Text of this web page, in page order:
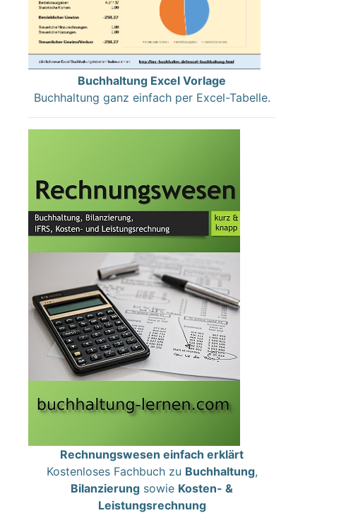
Buchhaltung Excel Vorlage
Buchhaltung ganz einfach per Excel-Tabelle.
Rechnungswesen einfach erklärt
Kostenloses Fachbuch zu Buchhaltung,
Bilanzierung sowie Kosten- &
Leistungsrechnung